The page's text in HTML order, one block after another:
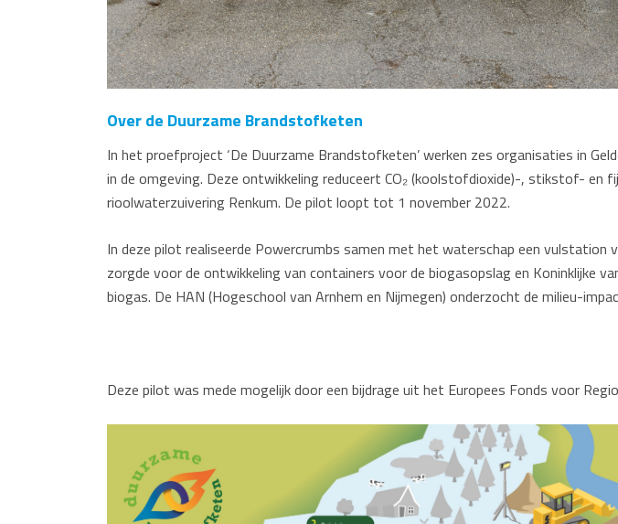
Over de Duurzame Brandstofketen
In het proefproject ‘De Duurzame Brandstofketen’ werken zes organisaties in
in de omgeving. Deze ontwikkeling reduceert CO₂ (koolstofdioxide)-, stikstof-
rioolwaterzuivering Renkum. De pilot loopt tot 1 november 2022.
In deze pilot realiseerde Powercrumbs samen met het waterschap een vulstation
zorgde voor de ontwikkeling van containers voor de biogasopslag en Koninklijke
biogas. De HAN (Hogeschool van Arnhem en Nijmegen) onderzocht de milieu-
Deze pilot was mede mogelijk door een bijdrage uit het Europees Fonds voor